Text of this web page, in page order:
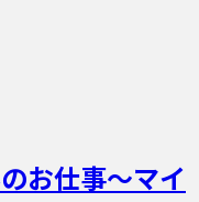
お仕事〜マイ